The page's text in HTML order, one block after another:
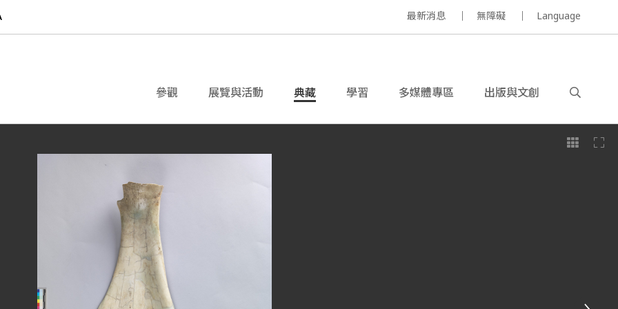
最新消息 無障礙 Language
參觀 展覽與活動 典藏 學習 多媒體專區 出版與文創